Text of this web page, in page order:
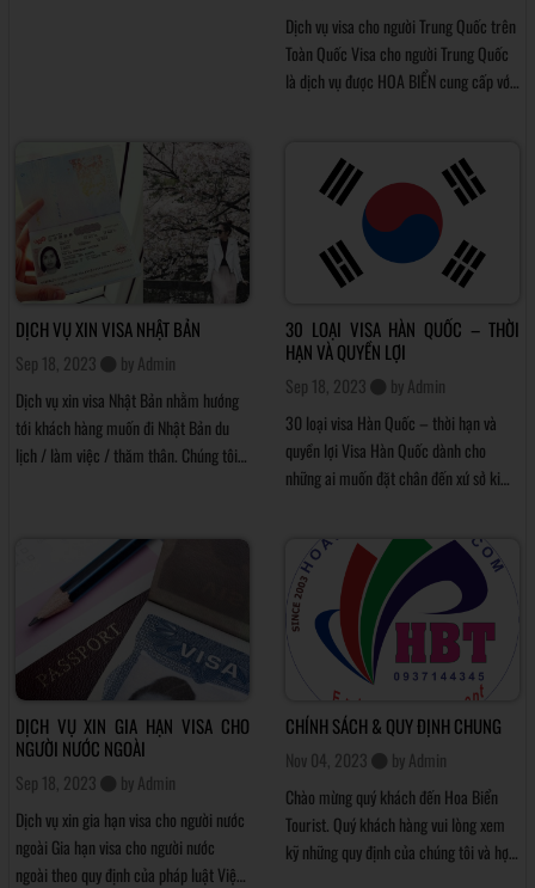
Dịch vụ visa cho người Trung Quốc trên
Toàn Quốc Visa cho người Trung Quốc
là dịch vụ được HOA BIỂN cung cấp với
Với quyết tâm theo đuổi và xây dựng giá
trị thương hiệu bền vững, Quần Liêu
DỊCH VỤ XIN VISA NHẬT BẢN
Sep 18, 2023 byAdmin
Dịch vụ xin visa Nhật Bản nhằm hướng
tới khách hàng muốn đi Nhật Bản du
lịch / làm việc / thăm thân. Chúng tôi
30 LOẠI VISA HÀN QUỐC – THỜI
HẠN VÀ QUYỀN LỢI
Sep 18, 2023 byAdmin
30 loại visa Hàn Quốc – thời hạn và
quyền lợi Visa Hàn Quốc dành cho
những ai muốn đặt chân đến xứ sở kim
visa và bạn cần biết được với mục đích
đi Hàn Quốc
DỊCH VỤ XIN GIA HẠN VISA CHO
NGƯỜI NƯỚC NGOÀI
Sep 18, 2023 byAdmin
Dịch vụ xin gia hạn visa cho người nước
ngoài Gia hạn visa cho người nước
ngoài theo quy định của pháp luật Việt
CHÍNH SÁCH & QUY ĐỊNH CHUNG
Nov 04, 2023 byAdmin
Chào mừng quý khách đến Hoa Biển
Tourist. Quý khách hàng vui lòng xem
kỹ những quy định của chúng tôi và hợp